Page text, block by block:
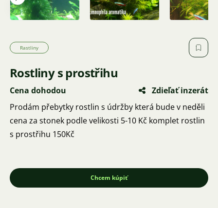
Rastliny
Rostliny s prostřihu
Cena dohodou
Zdieľať inzerát
Prodám přebytky rostlin s údržby která bude v neděli
cena za stonek podle velikosti 5-10 Kč komplet rostlin
s prostřihu 150Kč
Chcem kúpiť